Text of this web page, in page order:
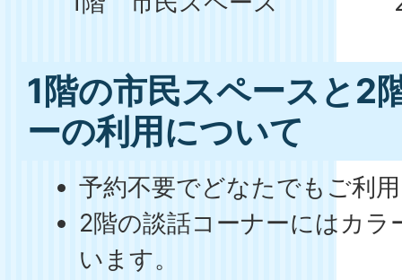
1階の市民スペースと2
ーの利用について
予約不要でどなたでもご利
2階の談話コーナーにはカラ
います。